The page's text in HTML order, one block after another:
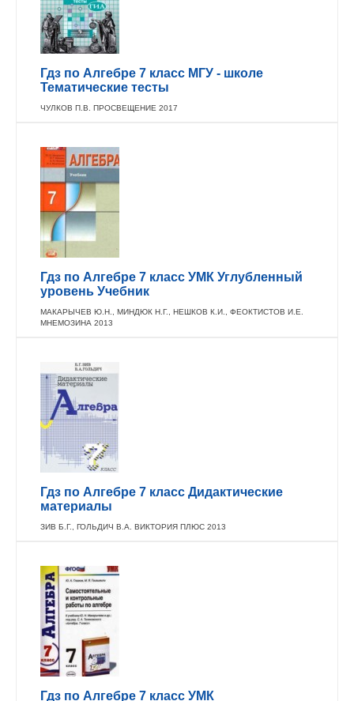
Гдз по Алгебре 7 класс МГУ - школе
Тематические тесты
ЧУЛКОВ П.В. ПРОСВЕЩЕНИЕ 2017
Гдз по Алгебре 7 класс УМК Углубленный
уровень Учебник
МАКАРЫЧЕВ Ю.Н., МИНДЮК Н.Г., НЕШКОВ К.И., ФЕОКТИСТОВ И.Е.
МНЕМОЗИНА 2013
Гдз по Алгебре 7 класс Дидактические
материалы
ЗИВ Б.Г., ГОЛЬДИЧ В.А. ВИКТОРИЯ ПЛЮС 2013
Гдз по Алгебре 7 класс УМК